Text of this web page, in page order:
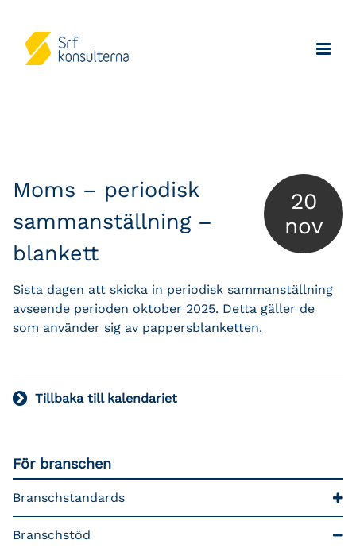
20
nov
Moms – periodisk
sammanställning –
blankett
Sista dagen att skicka in periodisk sammanställning
avseende perioden oktober 2025. Detta gäller de
som använder sig av pappersblanketten.
Tillbaka till kalendariet
För branschen
Branschstandards
Branschstöd